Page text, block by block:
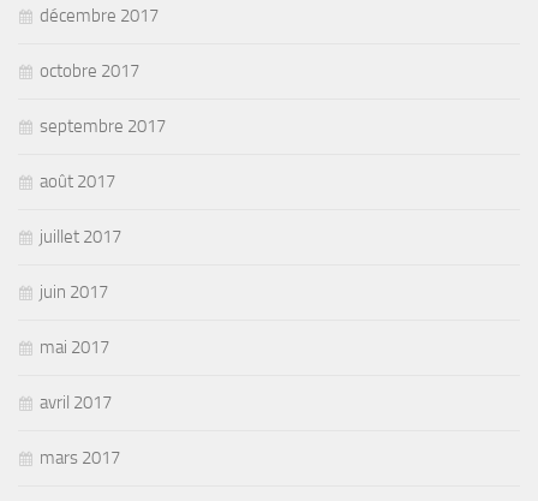
décembre 2017
octobre 2017
septembre 2017
août 2017
juillet 2017
juin 2017
mai 2017
avril 2017
mars 2017